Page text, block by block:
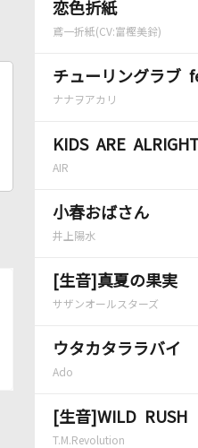
恋色折紙
鳶一折紙(CV:富樫美鈴)
チューリングラブ
ナナヲアカリ
KIDS ARE
AIR
小春おばさん
井上陽水
[生音]真夏の果実
サザンオールスターズ
ウタカタララバイ
Ado
[生音]WILD RUSH
T.M.Revolution